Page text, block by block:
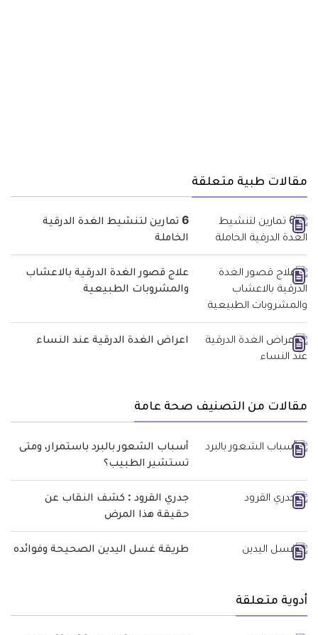
مقالات طبية متعلقة
6 تمارين لتنشيط الغدة الدرقية
الخاملة
علاج قصور الغدة الدرقية بالاعشاب
والمشروبات الطبيعية
اعراض الغدة الدرقية عند النساء
مقالات من التصنيف صحة عامة
أسباب الشعور بالبرد باستمرار، ومتى
تستشير الطبيب؟
جدري القرود : كشف النقاب عن
حقيقة هذا المرض
طريقة غسل اليدين الصحيحة وفوائده
أدوية متعلقة